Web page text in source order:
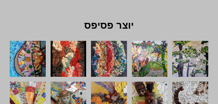
יוצר פסיפס